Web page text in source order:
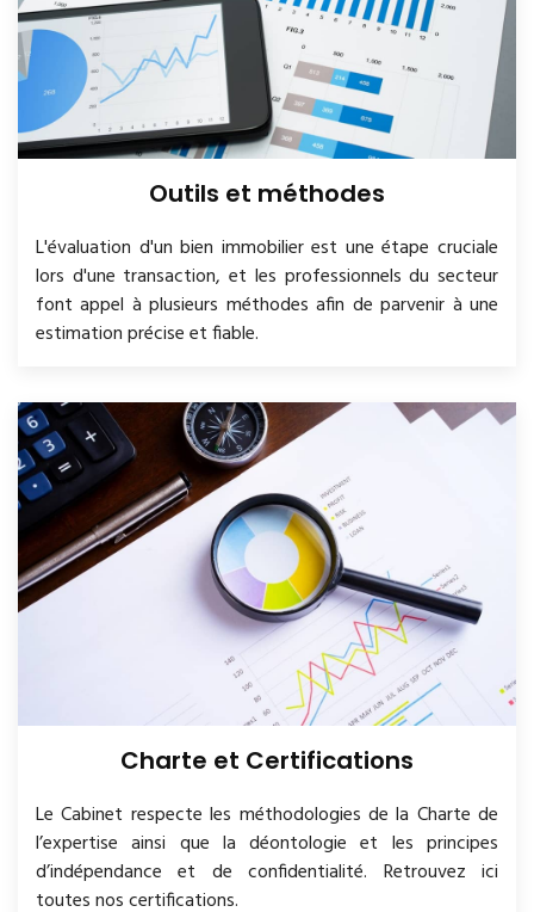
Outils et méthodes
L'évaluation d'un bien immobilier est une étape cruciale
lors d'une transaction, et les professionnels du secteur
font appel à plusieurs méthodes afin de parvenir à une
estimation précise et fiable.
Charte et Certifications
Le Cabinet respecte les méthodologies de la Charte de
l’expertise ainsi que la déontologie et les principes
d’indépendance et de confidentialité. Retrouvez ici
toutes nos certifications.